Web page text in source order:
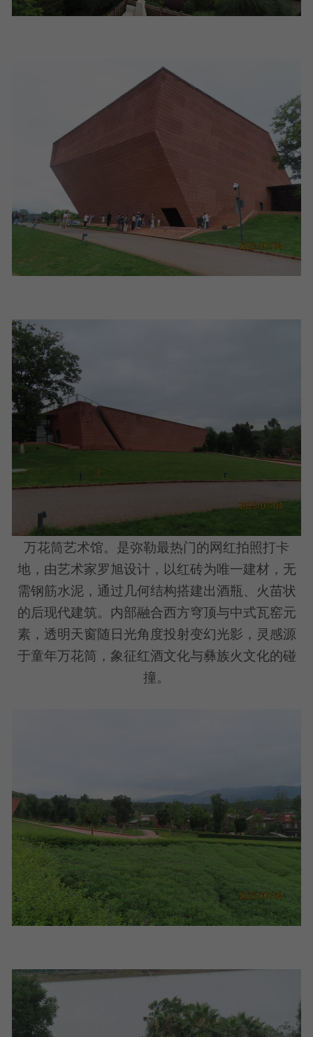
万花筒艺术馆。是弥勒最热门的网红拍照打卡
地，由艺术家罗旭设计，以红砖为唯一建材，无
需钢筋水泥，通过几何结构搭建出酒瓶、火苗状
的后现代建筑。内部融合西方穹顶与中式瓦窑元
素，透明天窗随日光角度投射变幻光影，灵感源
于童年万花筒，象征红酒文化与彝族火文化的碰
撞。